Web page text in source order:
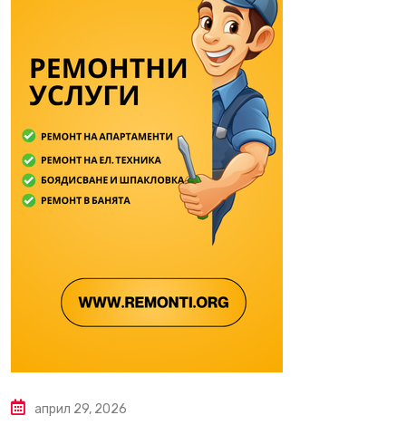
април 29, 2026